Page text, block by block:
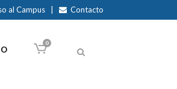
al Campus Contacto
0